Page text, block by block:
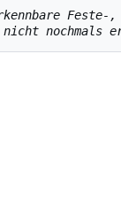
Feste-,
nochmals